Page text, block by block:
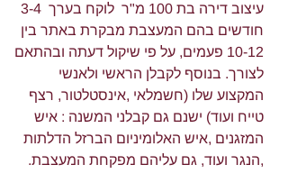
חודשים בהם המעצבת מבקרת באתר בין
10-12 פעמים, על פי שיקול דעתה ובהתאם
לצורך. בנוסף לקבלן הראשי ולאנשי
המקצוע שלו (חשמלאי ,אינסטלטור, רצף
טייח ועוד) ישנם גם קבלני המשנה : איש
המזגנים ,איש האלומיניום הברזל הדלתות
,הנגר ועוד, גם עליהם מפקחת המעצבת.